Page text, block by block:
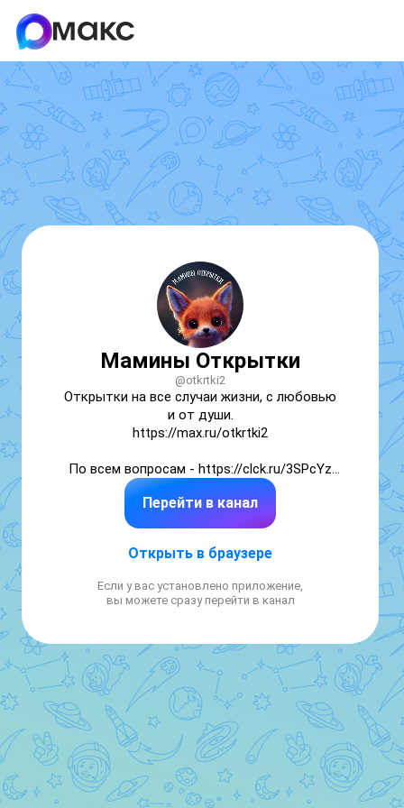
Мамины Открытки
@otkrtki2
Открытки на все случаи жизни, с любовью
и от души.
https://max.ru/otkrtki2
По всем вопросам - https://clck.ru/3SPcYz
По рекламе - https://clck.ru/3Ua2Vv
Перейти в канал
Открыть в браузере
Если у вас установлено приложение,
вы можете сразу перейти в канал